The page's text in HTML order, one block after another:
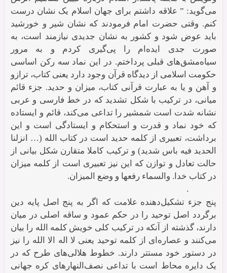
می‌گوید: ” علاقه داشتم برای جهان اسلام یک نشان درست
کنم. وقتی حضرت امام فرمودند که نشان شیر و خورشید
باید عوض شود و کشور به نشان جدیدی نیازمند است، به
صورت جدی ایده‌ام را پی‌گیری کردم و به مرور
سیاه‌مشق‌های قبلی پرداختم. در این نماد سه رکن اساسی
حکومت اسلامی از دیدگاه قرآن وجود دارد یعنی کتاب، ترازو
و آهن و یا به عبارت قرآنی کتاب، میزان و حدید. جزء قائم
میانی، در ترکیب با شکل تشدید که در خط فارسی و عربی
نشانه شدت است شمشیر را تداعی می‌کند، قائم و ایستاده
که خود نماد و قدرت و استحکام و ایستادگی است و این
برداشت، تعبیری از کلمه حدید است در کتاب الله (… انزلنا
الحدید فیه باس شدید) و ترکیب کاملا متقارن شکل بیانی از
حالت تعادل و توازن که این نیز تعبیری است از کلمه میزان
در کتاب خدا. والسماء رفعها و وضع المیزان.
.
پنج جزء تشکیل‌دهنده علامت که اگر به پنج اصل پایه دین
برگردد اصل توحید را در حکم عمود و ساقه اصلی در میان
دارند، گذشته از آنکه در ترکیب کلی خویش کلمه الله را بیان
می‌کنند و عصاره‌ای از کلمه توحید یعنی لا اله الا الله را نیز
در دستور خود مستتر دارند. خطوط هلالی‌های طرح که در
یک دایره محاط است با تداعی نصف‌النهارهای کره جهانی